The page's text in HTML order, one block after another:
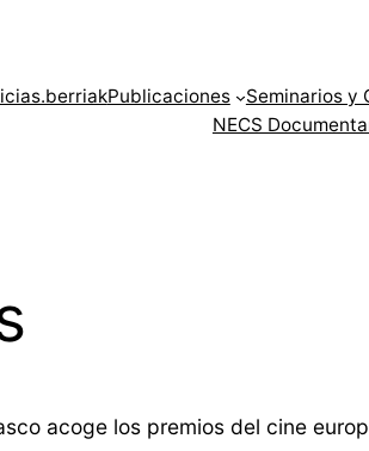
Publicaciones Seminarios y
NECS
acoge los premios del cine